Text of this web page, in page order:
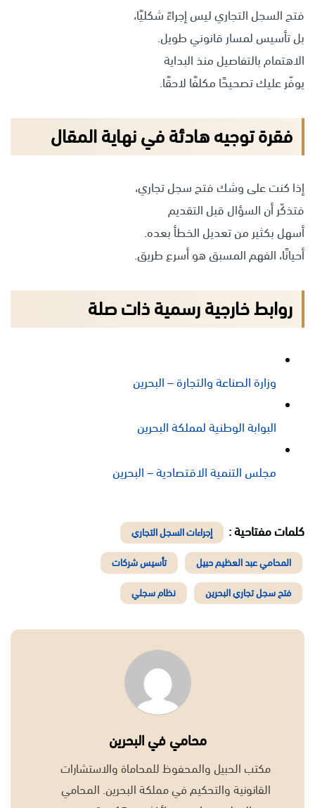
فتح السجل التجاري ليس إجراءً شكليًا،
بل تأسيس لمسار قانوني طويل.
الاهتمام بالتفاصيل منذ البداية
يوفّر عليك تصحيحًا مكلفًا لاحقًا.
فقرة توجيه هادئة في نهاية المقال
إذا كنت على وشك فتح سجل تجاري،
فتذكّر أن السؤال قبل التقديم
أسهل بكثير من تعديل الخطأ بعده.
أحيانًا، الفهم المسبق هو أسرع طريق.
روابط خارجية رسمية ذات صلة
وزارة الصناعة والتجارة – البحرين
البوابة الوطنية لمملكة البحرين
مجلس التنمية الاقتصادية – البحرين
كلمات مفتاحية : إجراءات السجل التجاري
المحامي عبد العظيم حبيل تأسيس شركات
فتح سجل تجاري البحرين نظام سجلي
محامي في البحرين
مكتب الحبيل والمحفوظ للمحاماة والاستشارات
القانونية والتحكيم في مملكة البحرين. المحامي